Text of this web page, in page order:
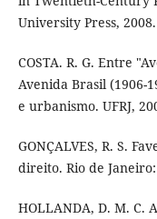
University Press,
COSTA. R. G. Entre
Avenida Brasil (1906-
e urbanismo. UFRJ,
GONÇALVES, R. S.
direito. Rio de
HOLLANDA, D. M. C.